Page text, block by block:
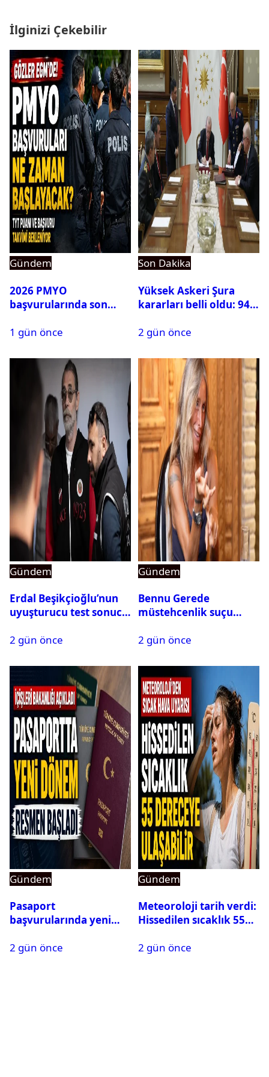
İlginizi Çekebilir
Gündem
2026 PMYO
başvurularında son
1 gün önce
Son Dakika
Yüksek Askeri Şura
kararları belli oldu: 94
2 gün önce
Gündem
Erdal Beşikçioğlu’nun
uyuşturucu test sonucu
2 gün önce
Gündem
Bennu Gerede
müstehcenlik suçu
alındı
2 gün önce
Gündem
Pasaport
başvurularında yeni
2 gün önce
Gündem
Meteoroloji tarih verdi:
Hissedilen sıcaklık 55
2 gün önce